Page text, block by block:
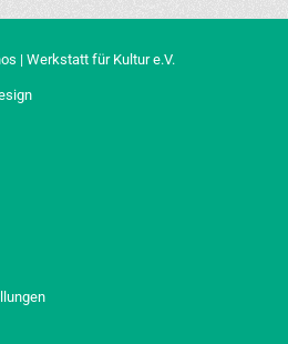
| Werkstatt für Kultur e.V.